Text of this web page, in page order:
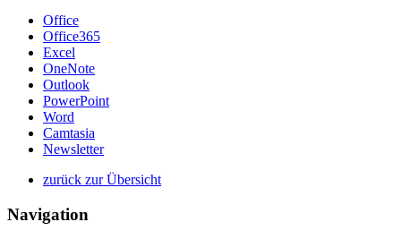
Office
Office365
Excel
OneNote
Outlook
PowerPoint
Word
Camtasia
Newsletter
zurück zur Übersicht
Navigation